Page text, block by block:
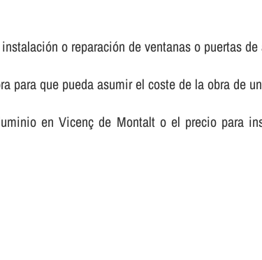
o reparación de ventanas o puertas
para que pueda asumir el coste de la obra de
en Vicenç de Montalt o el precio para